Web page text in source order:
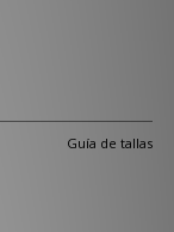
Guía de tallas